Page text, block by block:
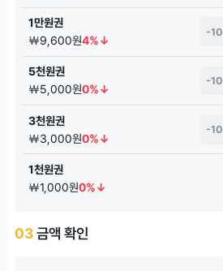
1만원권
￦9,600원4%↓
-10
5천원권
￦5,000원0%↓
-10
3천원권
￦3,000원0%↓
-10
1천원권
￦1,000원0%↓
03금액 확인